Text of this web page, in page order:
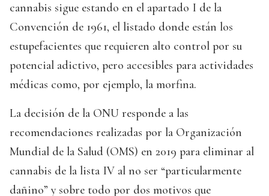
cannabis sigue estando en el apartado I de la
Convención de 1961, el listado donde están los
estupefacientes que requieren alto control por su
potencial adictivo, pero accesibles para actividades
médicas como, por ejemplo, la morfina.
La decisión de la ONU responde a las
recomendaciones realizadas por la Organización
Mundial de la Salud (OMS) en 2019 para eliminar al
cannabis de la lista IV al no ser “particularmente
dañino” y sobre todo por dos motivos que